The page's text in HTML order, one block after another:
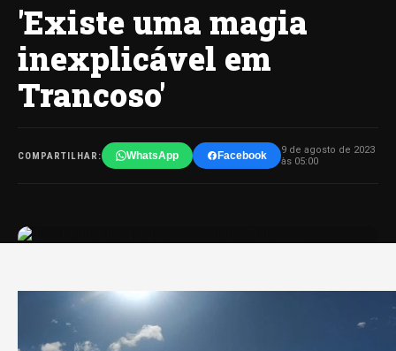
'Existe uma magia
inexplicável em
Trancoso'
COMPARTILHAR: WhatsApp Facebook
9 de agosto de 2023
às 05:00